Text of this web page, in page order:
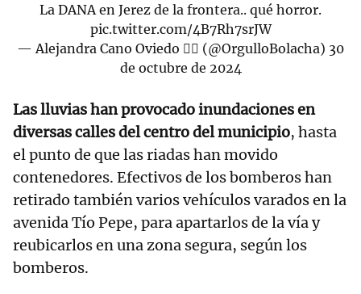
La DANA en Jerez de la frontera.. qué horror.
pic.twitter.com/4B7Rh7srJW
— Alejandra Cano Oviedo 🏳️‍🌈 (@OrgulloBolacha) 30
de octubre de 2024
Las lluvias han provocado inundaciones en
diversas calles del centro del municipio, hasta
el punto de que las riadas han movido
contenedores. Efectivos de los bomberos han
retirado también varios vehículos varados en la
avenida Tío Pepe, para apartarlos de la vía y
reubicarlos en una zona segura, según los
bomberos.